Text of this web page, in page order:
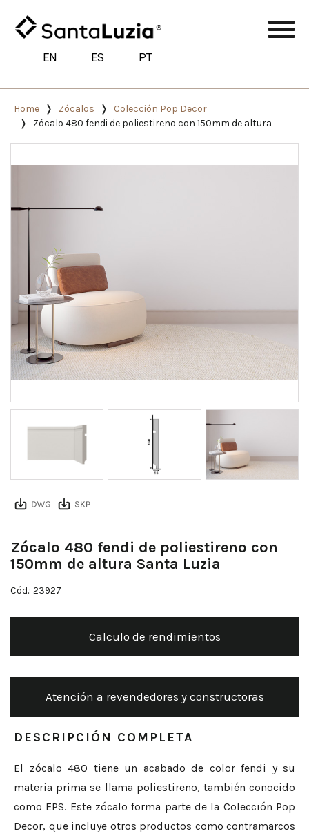
EN ES PT
Home Zócalos
Colección Pop Decor
Zócalo 480 fendi de poliestireno con 150mm de altura
Zócalo 480 fendi de poliestireno con
150mm de altura Santa Luzia
Cód.: 23927
Calculo de rendimientos
Atención a revendedores y constructoras
DESCRIPCIÓN COMPLETA
El zócalo 480 tiene un acabado de color fendi y su
materia prima se llama poliestireno, también conocido
como EPS. Este zócalo forma parte de la Colección Pop
Decor, que incluye otros productos como contramarcos